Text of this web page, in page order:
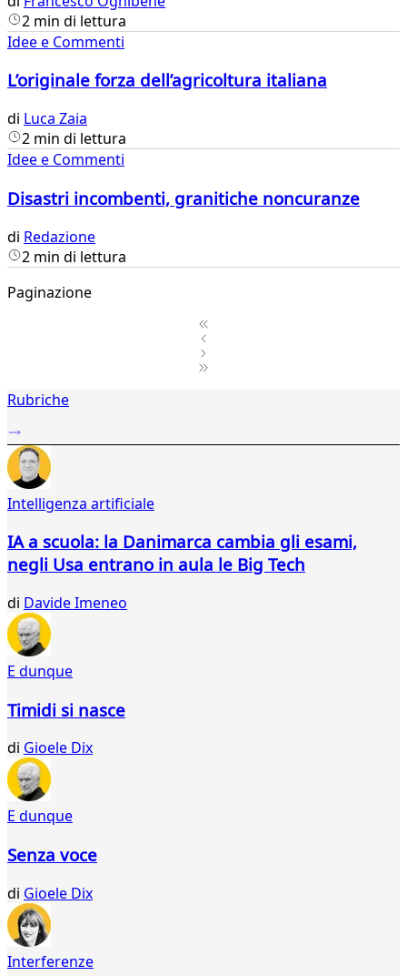
2 min di lettura
Idee e Commenti
L’originale forza dell’agricoltura italiana
di Luca Zaia
2 min di lettura
Idee e Commenti
Disastri incombenti, granitiche noncuranze
di Redazione
2 min di lettura
Paginazione
2Rubriche
Intelligenza artificiale
IA a scuola: la Danimarca cambia gli esami,
negli Usa entrano in aula le Big Tech
di Davide Imeneo
E dunque
Timidi si nasce
di Gioele Dix
E dunque
Senza voce
di Gioele Dix
Interferenze